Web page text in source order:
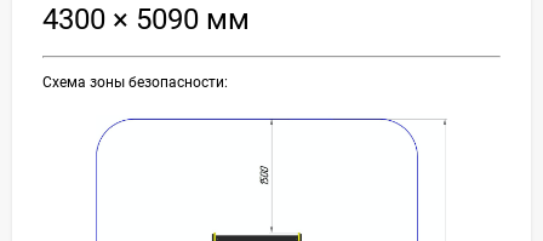
4300 × 5090 мм
Схема зоны безопасности: